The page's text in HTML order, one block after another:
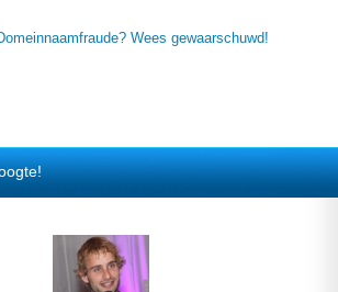
Wees gewaarschuwd!